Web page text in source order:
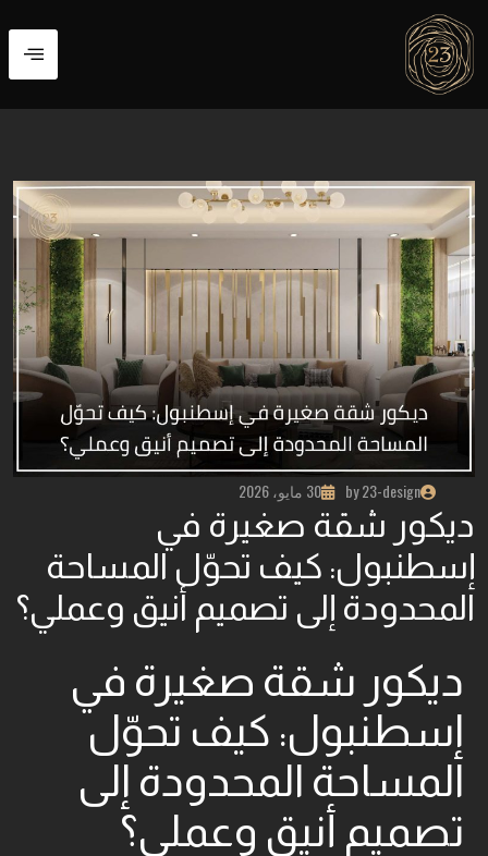
by 23-design 30 مايو، 2026
ديكور شقة صغيرة في
إسطنبول: كيف تحوّل المساحة
المحدودة إلى تصميم أنيق وعملي؟
ديكور شقة صغيرة في
إسطنبول: كيف تحوّل
المساحة المحدودة إلى
تصميم أنيق وعملي؟